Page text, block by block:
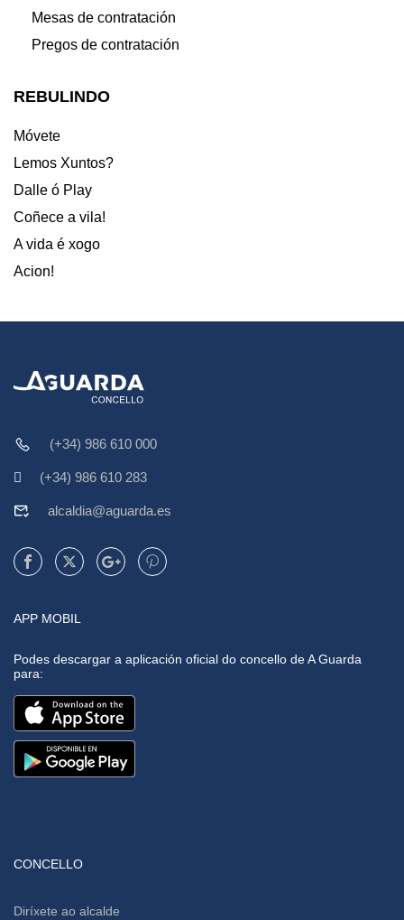
Mesas de contratación
Pregos de contratación
REBULINDO
Móvete
Lemos Xuntos?
Dalle ó Play
Coñece a vila!
A vida é xogo
Acion!
(+34) 986 610 000
(+34) 986 610 283
alcaldia@aguarda.es
APP MOBIL
Podes descargar a aplicación oficial do concello de A Guarda
para:
CONCELLO
Diríxete ao alcalde